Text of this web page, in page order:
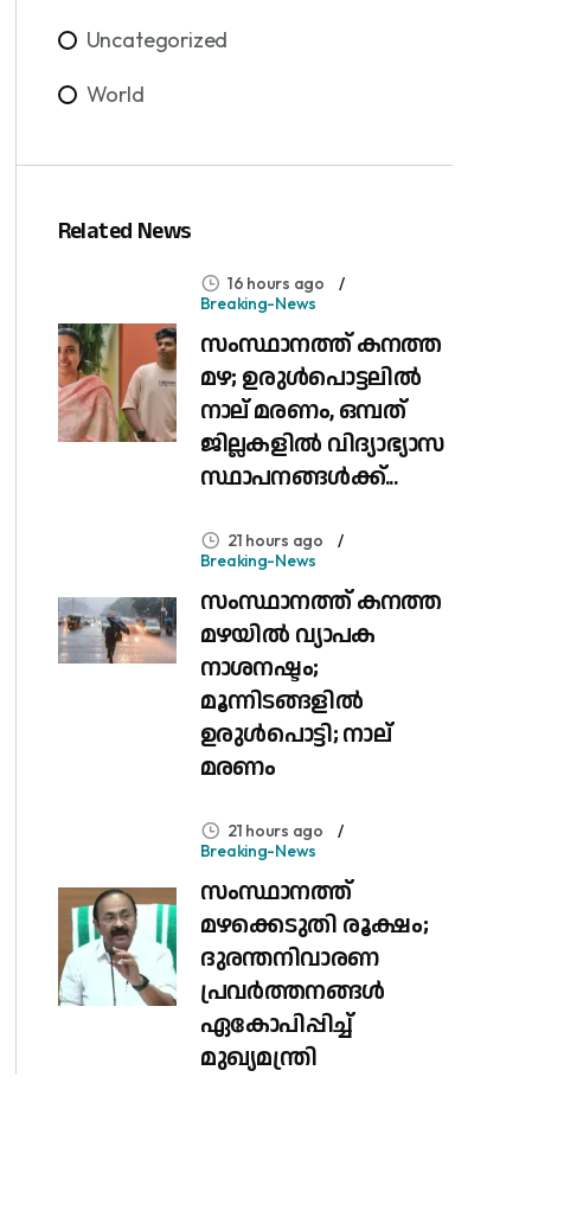
Uncategorized
World
Related News
16 hours ago
Breaking-News
സംസ്ഥാനത്ത് കനത്ത
മഴ; ഉരുൾപൊട്ടലിൽ
നാല് മരണം, ഒമ്പത്
ജില്ലകളിൽ വിദ്യാഭ്യാസ
സ്ഥാപനങ്ങൾക്ക്...
21 hours ago
Breaking-News
സംസ്ഥാനത്ത് കനത്ത
മഴയിൽ വ്യാപക
നാശനഷ്ടം;
മൂന്നിടങ്ങളിൽ
ഉരുൾപൊട്ടി; നാല്
മരണം
21 hours ago
Breaking-News
സംസ്ഥാനത്ത്
മഴക്കെടുതി രൂക്ഷം;
ദുരന്തനിവാരണ
പ്രവർത്തനങ്ങൾ
ഏകോപിപ്പിച്ച്
മുഖ്യമന്ത്രി